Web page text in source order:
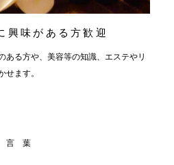
興味がある方歓迎
ある方や、美容等の知識、エステやリ
せます。
言葉